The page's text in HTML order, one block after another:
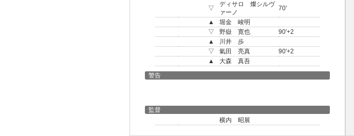
▽
ディサロ 燦シルヴ
ァーノ
70'
▲
堀金 峻明
▽
野嶽 寛也
90'+2
▲
川井 歩
▽
氣田 亮真
90'+2
▲
大森 真吾
警告
監督
横内 昭展